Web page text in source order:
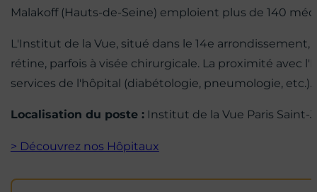
Malakoff (Hauts-de-Seine) emploient plus de 140
L'Institut de la Vue, situé dans le 14e
rétine, parfois à visée chirurgicale. La proximité avec
services de l'hôpital (diabétologie, pneumologie, etc.).
Localisation du poste :Institut de la Vue Paris Saint-
> Découvrez nos Hôpitaux